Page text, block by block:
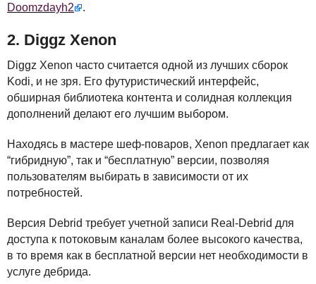
Doomzdayh2 .
2. Diggz Xenon
Diggz Xenon часто считается одной из лучших сборок
Kodi, и не зря. Его футуристический интерфейс,
обширная библиотека контента и солидная коллекция
дополнений делают его лучшим выбором.
Находясь в мастере шеф-поваров, Xenon предлагает как
“гибридную”, так и “бесплатную” версии, позволяя
пользователям выбирать в зависимости от их
потребностей.
Версия Debrid требует учетной записи Real-Debrid для
доступа к потоковым каналам более высокого качества,
в то время как в бесплатной версии нет необходимости в
услуге дебрида.